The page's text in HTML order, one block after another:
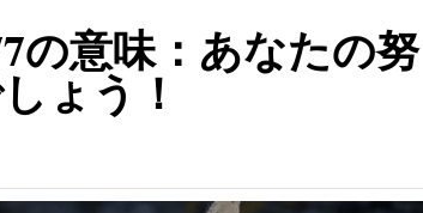
の意味：あなたの努
ょう！